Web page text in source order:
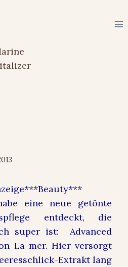
eine neue getönte
entdeckt, die
super ist: Advanced
La mer. Hier versorgt
Extrakt lang